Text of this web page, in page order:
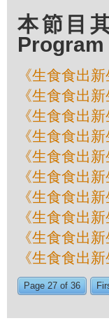
本節目
Program
《生食食出
《生食食出
《生食食出
《生食食出
《生食食出
《生食食出
《生食食出
《生食食出
《生食食出
《生食食出
Page 27 of 36